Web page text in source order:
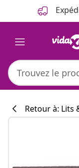
Retour à: Lits